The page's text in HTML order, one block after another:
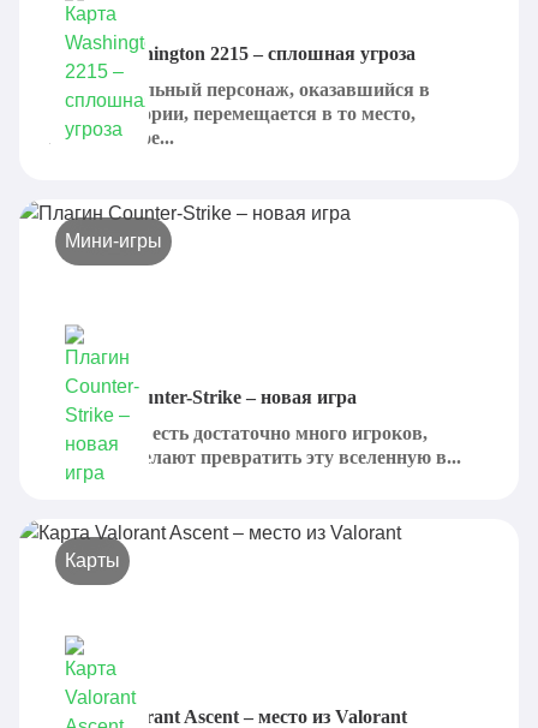
Карта Washington 2215 – сплошная угроза
Подконтрольный персонаж, оказавшийся в
центре истории, перемещается в то место,
наполненное...
Мини-игры
Плагин Counter-Strike – новая игра
В Minecraft есть достаточно много игроков,
которые желают превратить эту вселенную в...
Карты
Карта Valorant Ascent – место из Valorant